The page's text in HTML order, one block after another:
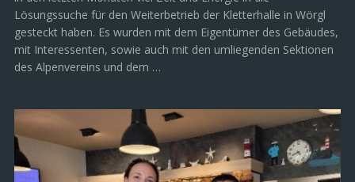
Lösungssuche für den Weiterbetrieb der Kletterhalle in Wörgl
gesteckt haben. Es wurden mit dem Eigentümer des Gebäudes,
mit Interessenten, sowie auch mit den umliegenden Sektionen
des Alpenvereins und dem …